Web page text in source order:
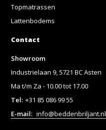
Topmatrassen
Lattenbodems
Contact
Showroom
Industrielaan 9, 5721 BC Asten
Ma t/m Za - 10.00 tot 17.00
Tel: +31 85 086 99 55
E-mail: info@beddenbriljant.nl